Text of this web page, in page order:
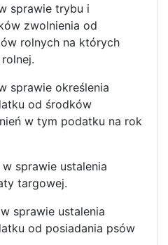
sprawie trybu i
zwolnienia od
rolnych na których
sprawie określenia
od środków
w tym podatku na rok
sprawie ustalenia
targowej.
sprawie ustalenia
od posiadania psów